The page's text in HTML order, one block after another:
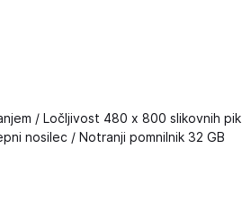
/ Ločljivost 480 x 800 slikovnih pik
nosilec / Notranji pomnilnik 32 GB